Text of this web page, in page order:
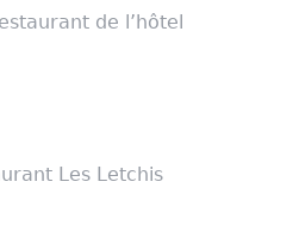
de l’hôtel
Les Letchis